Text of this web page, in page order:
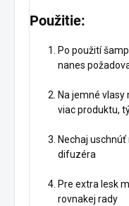
Použitie:
Po použití
nanes
Na jemné vlasy
viac produktu,
Nechaj
difuzéra
Pre extra lesk
rovnakej rady